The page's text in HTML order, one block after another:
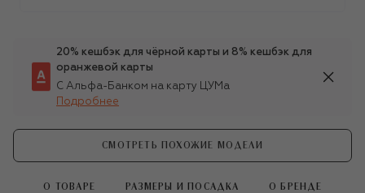
20% кешбэк для чёрной карты и 8% кешбэк для
оранжевой карты
С Альфа-Банком на карту ЦУМа
Подробнее
СМОТРЕТЬ ПОХОЖИЕ МОДЕЛИ
О ТОВАРЕ РАЗМЕРЫ И ПОСАДКА О БРЕНДЕ